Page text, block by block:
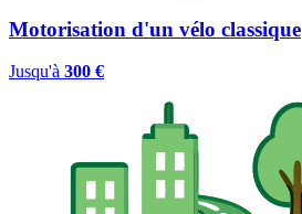
Motorisation d'un vélo classique
Jusqu'à 300 €